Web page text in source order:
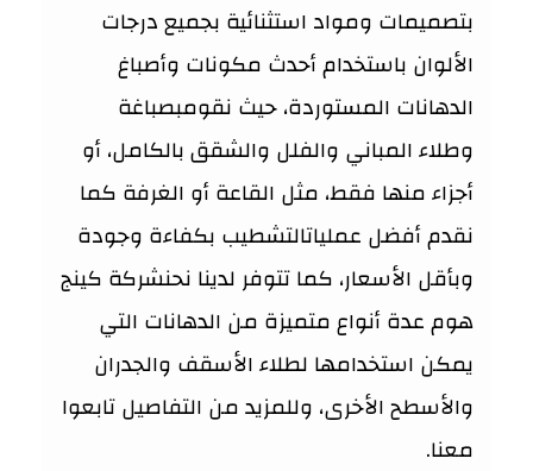
بتصميمات ومواد استثنائية بجميع درجات
الألوان باستخدام أحدث مكونات وأصباغ
الدهانات المستوردة، حيث نقومبصباغة
وطلاء المباني والفلل والشقق بالكامل، أو
أجزاء منها فقط، مثل القاعة أو الغرفة كما
نقدم أفضل عملياتالتشطيب بكفاءة وجودة
وبأقل الأسعار، كما تتوفر لدينا نحنشركة كينج
هوم عدة أنواع متميزة من الدهانات التي
يمكن استخدامها لطلاء الأسقف والجدران
والأسطح الأخرى، وللمزيد من التفاصيل تابعوا
معنا.